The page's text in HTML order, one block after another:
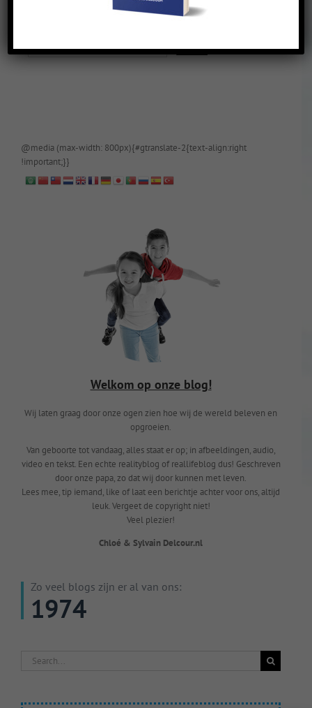
@media (max-width: 800px){#gtranslate-2{text-align:right
!important;}}
Welkom op onze blog!
Wij laten graag door onze ogen zien hoe wij de wereld beleven en
opgroeien.
Van geboorte tot vandaag, alles staat er op; in afbeeldingen, audio,
video en tekst. Een echte realityblog of reallifeblog dus! Geschreven
door onze papa, zo dat wij door kunnen met leven.
Lees mee, tip iemand, like of laat een berichtje achter voor ons, altijd
leuk. Vergeet de copyright niet!
Veel plezier!
Chloé & Sylvain Delcour.nl
Zo veel blogs zijn er al van ons:
1974
Search